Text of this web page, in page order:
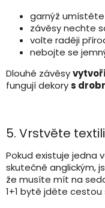
garnýž
závěsy nechte
volte raději
nebojte se
Dlouhé závěsy
fungují dekorys
5. Vrstvěte
Pokud existuje jedna
skutečně anglickým,
že musíte mít na
1+1 bytě jděte